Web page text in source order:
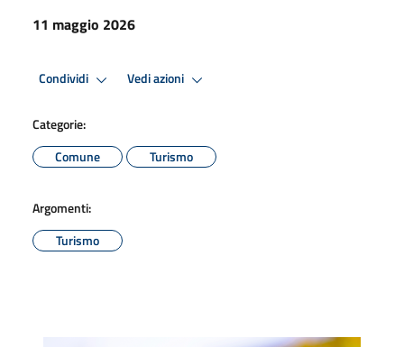
11 maggio 2026
Condividi Vedi azioni
Categorie:
Comune
Turismo
Argomenti:
Turismo